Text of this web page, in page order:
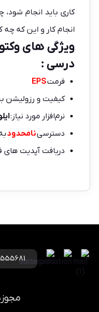
کاری باید انجام شود،
انجام کار و این که
ویژگی های
درسی :
فرمتEPS
کیفیت و رزولیشن
نرم‌افزار مورد نیاز:
دسترسینامحدود
دریافت آپدیت های